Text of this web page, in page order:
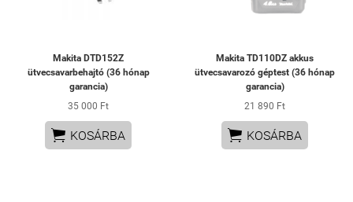
Makita DTD152Z
ütvecsavarbehajtó (36 hónap
garancia)
35 000 Ft
 KOSÁRBA
Makita TD110DZ akkus
ütvecsavarozó géptest (36 hónap
garancia)
21 890 Ft
 KOSÁRBA